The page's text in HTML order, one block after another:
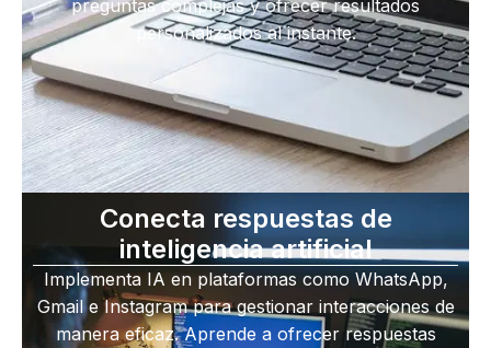
preguntas complejas y ofrecer resultados
personalizados al instante.
Conecta respuestas de
inteligencia artificial
Implementa IA en plataformas como WhatsApp,
Gmail e Instagram para gestionar interacciones de
manera eficaz. Aprende a ofrecer respuestas